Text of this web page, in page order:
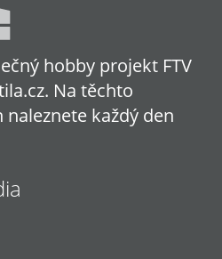
hobby projekt FTV
Na těchto
každý den